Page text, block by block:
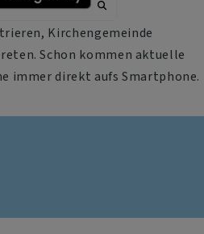
Kirchengemeinde
Schon kommen aktuelle
immer direkt aufs Smartphone.